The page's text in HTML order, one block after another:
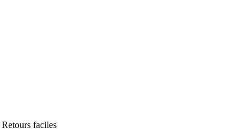
Retours faciles